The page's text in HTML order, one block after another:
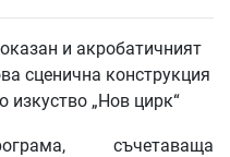
и акробатичният
сценична конструкция
изкуство „Нов цирк“
съчетаваща